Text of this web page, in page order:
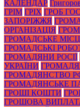
КАЛЕНДАР
ГРІМ ГРІХ ГРОБ
ЗАПОРІЖЖЯ
ОРГАНІЗАЦІЯ
ГРОМАДСЬКЕ
ГРОМАДСЬКІ
ГРОМАДЯНИ РОСІЇ
УКРАЇНИ
ГРОМАДЯНСТВО
ГРОМАДЯНСЬКЕ
ГРОШІ КОШТИ
ГРОШОВА